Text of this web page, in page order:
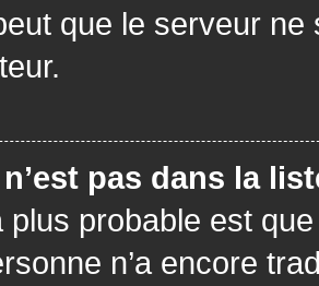
que le serveur
pas dans la
plus probable est
n’a encore